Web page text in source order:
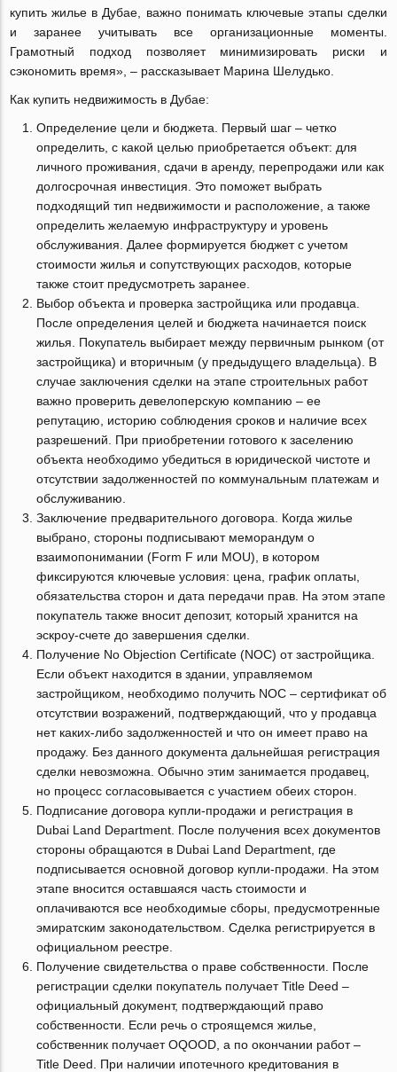
купить жилье в Дубае, важно понимать ключевые этапы сделки
и заранее учитывать все организационные моменты.
Грамотный подход позволяет минимизировать риски и
сэкономить время», – рассказывает Марина Шелудько.
Как купить недвижимость в Дубае:
Определение цели и бюджета. Первый шаг – четко
определить, с какой целью приобретается объект: для
личного проживания, сдачи в аренду, перепродажи или как
долгосрочная инвестиция. Это поможет выбрать
подходящий тип недвижимости и расположение, а также
определить желаемую инфраструктуру и уровень
обслуживания. Далее формируется бюджет с учетом
стоимости жилья и сопутствующих расходов, которые
также стоит предусмотреть заранее.
Выбор объекта и проверка застройщика или продавца.
После определения целей и бюджета начинается поиск
жилья. Покупатель выбирает между первичным рынком (от
застройщика) и вторичным (у предыдущего владельца). В
случае заключения сделки на этапе строительных работ
важно проверить девелоперскую компанию – ее
репутацию, историю соблюдения сроков и наличие всех
разрешений. При приобретении готового к заселению
объекта необходимо убедиться в юридической чистоте и
отсутствии задолженностей по коммунальным платежам и
обслуживанию.
Заключение предварительного договора. Когда жилье
выбрано, стороны подписывают меморандум о
взаимопонимании (Form F или MOU), в котором
фиксируются ключевые условия: цена, график оплаты,
обязательства сторон и дата передачи прав. На этом этапе
покупатель также вносит депозит, который хранится на
эскроу-счете до завершения сделки.
Получение No Objection Certificate (NOC) от застройщика.
Если объект находится в здании, управляемом
застройщиком, необходимо получить NOC – сертификат об
отсутствии возражений, подтверждающий, что у продавца
нет каких-либо задолженностей и что он имеет право на
продажу. Без данного документа дальнейшая регистрация
сделки невозможна. Обычно этим занимается продавец,
но процесс согласовывается с участием обеих сторон.
Подписание договора купли-продажи и регистрация в
Dubai Land Department. После получения всех документов
стороны обращаются в Dubai Land Department, где
подписывается основной договор купли-продажи. На этом
этапе вносится оставшаяся часть стоимости и
оплачиваются все необходимые сборы, предусмотренные
эмиратским законодательством. Сделка регистрируется в
официальном реестре.
Получение свидетельства о праве собственности. После
регистрации сделки покупатель получает Title Deed –
официальный документ, подтверждающий право
собственности. Если речь о строящемся жилье,
собственник получает OQOOD, а по окончании работ –
Title Deed. При наличии ипотечного кредитования в